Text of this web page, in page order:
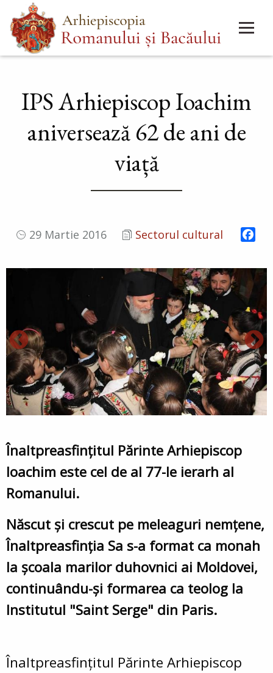
Mergi
la
conţinutul
Main
menu
IPS Arhiepiscop Ioachim
aniversează 62 de ani de
viață
29 Martie 2016 Sectorul cultural
Înaltpreasfințitul Părinte Arhiepiscop
Ioachim este cel de al 77-le ierarh al
Romanului.
Născut și crescut pe meleaguri nemțene,
Înaltpreasfinția Sa s-a format ca monah
la școala marilor duhovnici ai Moldovei,
continuându-și formarea ca teolog la
Institutul "Saint Serge" din Paris.
Înaltpreasfințitul Părinte Arhiepiscop